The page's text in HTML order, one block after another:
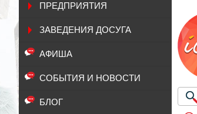
ПРЕДПРИЯТИЯ
ЗАВЕДЕНИЯ ДОСУГА
АФИША
СОБЫТИЯ И НОВОСТИ
БЛОГ